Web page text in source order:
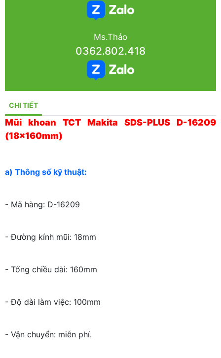
Ms.Thảo
0362.802.418
CHI TIẾT
Mũi khoan TCT Makita SDS-PLUS D-16209
(18x160mm)
a) Thông số kỹ thuật:
- Mã hàng: D-16209
- Đường kính mũi: 18mm
- Tổng chiều dài: 160mm
- Độ dài làm việc: 100mm
- Vận chuyển: miễn phí.